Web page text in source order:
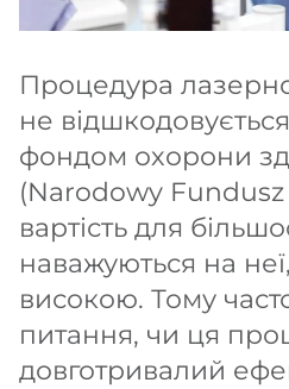
Процедура
не
фондом охорони
(Narodowy Fundusz
вартість для
наважуються на
високою. Тому
питання, чи ця
довготривалий